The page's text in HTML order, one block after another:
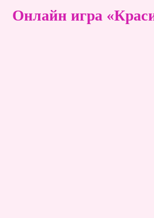
Онлайн игра